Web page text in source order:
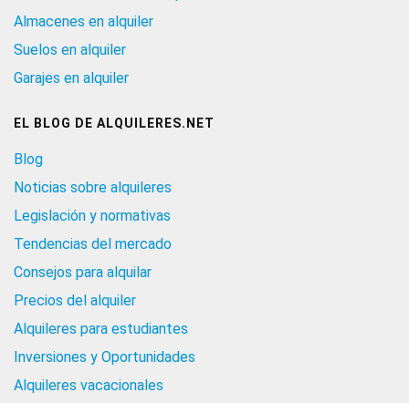
Almacenes en alquiler
Suelos en alquiler
Garajes en alquiler
EL BLOG DE ALQUILERES.NET
Blog
Noticias sobre alquileres
Legislación y normativas
Tendencias del mercado
Consejos para alquilar
Precios del alquiler
Alquileres para estudiantes
Inversiones y Oportunidades
Alquileres vacacionales